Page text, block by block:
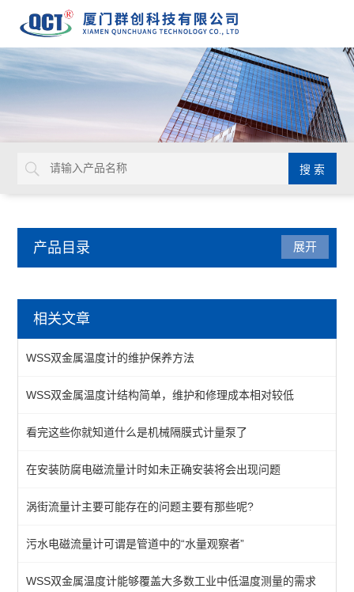
产品目录
温湿度传感器
智能温控仪
WSS双金属温度计
SBW系列温度变送器
WRN系列热电偶
WZP系列热电阻
查看全部 >>
展开
相关文章
WSS双金属温度计的维护保养方法
WSS双金属温度计结构简单，维护和修理成本相对较低
看完这些你就知道什么是机械隔膜式计量泵了
在安装防腐电磁流量计时如未正确安装将会出现问题
涡街流量计主要可能存在的问题主要有那些呢?
污水电磁流量计可谓是管道中的“水量观察者”
WSS双金属温度计能够覆盖大多数工业中低温度测量的需求